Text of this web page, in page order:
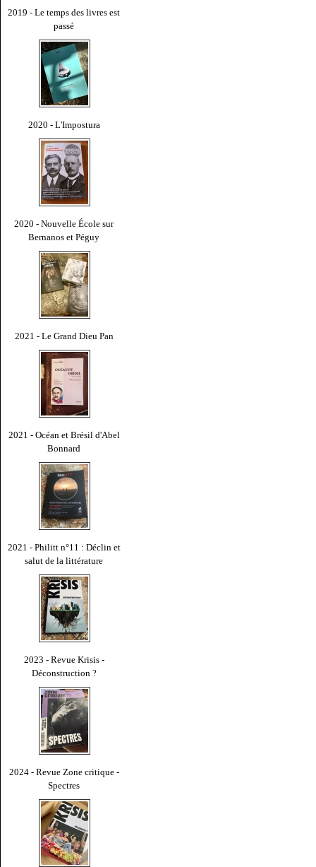
2019 - Le temps des livres est
passé
2020 - L'Impostura
2020 - Nouvelle École sur
Bernanos et Péguy
2021 - Le Grand Dieu Pan
2021 - Océan et Brésil d'Abel
Bonnard
2021 - Philitt n°11 : Déclin et
salut de la littérature
2023 - Revue Krisis -
Déconstruction ?
2024 - Revue Zone critique -
Spectres